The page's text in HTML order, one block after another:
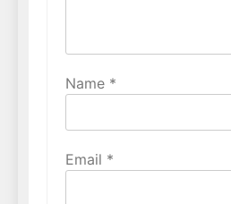
Name *
Email *